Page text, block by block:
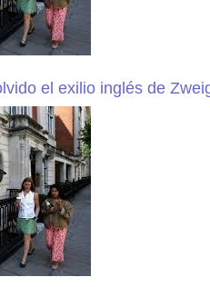
el exilio inglés de